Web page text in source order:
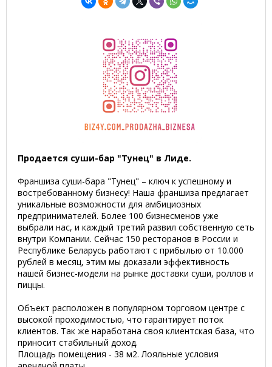
Продается суши-бар "Тунец" в Лиде.
Франшиза суши-бара "Тунец" – ключ к успешному и
востребованному бизнесу! Наша франшиза предлагает
уникальные возможности для амбициозных
предпринимателей. Более 100 бизнесменов уже
выбрали нас, и каждый третий развил собственную сеть
внутри Компании. Сейчас 150 ресторанов в России и
Республике Беларусь работают с прибылью от 10.000
рублей в месяц, этим мы доказали эффективность
нашей бизнес-модели на рынке доставки суши, роллов и
пиццы.
Объект расположен в популярном торговом центре с
высокой проходимостью, что гарантирует поток
клиентов. Так же наработана своя клиентская база, что
приносит стабильный доход.
Площадь помещения - 38 м2. Лояльные условия